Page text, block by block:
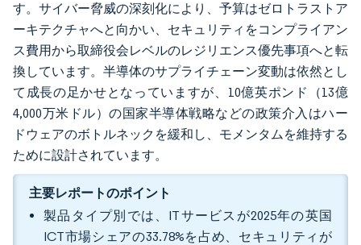
す。サイバー脅威の深刻化により、予算はゼロトラストア
ーキテクチャへと向かい、セキュリティをコンプライアン
ス費用から取締役会レベルのレジリエンス優先事項へと転
換しています。半導体のサプライチェーン変動は依然とし
て成長の足かせとなっていますが、10億英ポンド（13億
4,000万米ドル）の国家半導体戦略などの政策介入はハー
ドウェアのボトルネックを緩和し、モメンタムを維持する
ために設計されています。
主要レポートのポイント
製品タイプ別では、ITサービスが2025年の英国
ICT市場シェアの33.78%を占め、セキュリティが